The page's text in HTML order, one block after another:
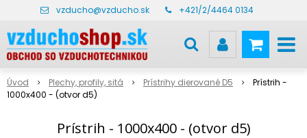
vzducho@vzducho.sk +421/2/4464 0134
Úvod Plechy, profily, sitá Prístrihy dierované D5
Prístrih -
1000x400 - (otvor d5)
Prístrih - 1000x400 - (otvor d5)